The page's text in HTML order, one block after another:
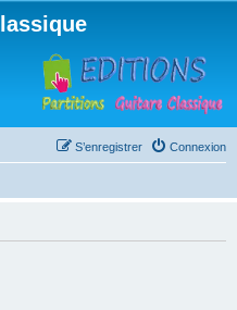
Connexion
S’enregistrer